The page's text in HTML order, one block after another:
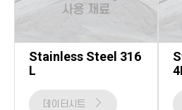
Stainless Steel 316
L
데이터시트